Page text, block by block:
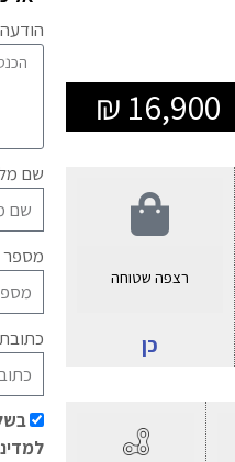
16,900 ₪
רצפה שטוחה
כן
הודעה
שם
מספר